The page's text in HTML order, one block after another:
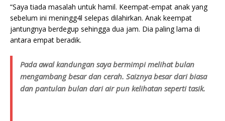
“Saya tiada masalah untuk hamil. Keempat-empat anak yang
sebelum ini meningg4l selepas dilahirkan. Anak keempat
jantungnya berdegup sehingga dua jam. Dia paling lama di
antara empat beradik.
Pada awal kandungan saya bermimpi melihat bulan
mengambang besar dan cerah. Saiznya besar dari biasa
dan pantulan bulan dari air pun kelihatan seperti tasik.